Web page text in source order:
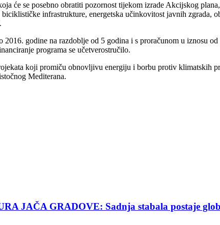
će se posebno obratiti pozornost tijekom izrade Akcijskog
infrastrukture, energetska učinkovitost javnih zgrada,
godine na razdoblje od 5 godina i s proračunom u iznosu
programa se učetverostručilo.
koji promiču obnovljivu energiju i borbu protiv klimatskih
Mediterana.
JAČA GRADOVE: Sadnja stabala postaje